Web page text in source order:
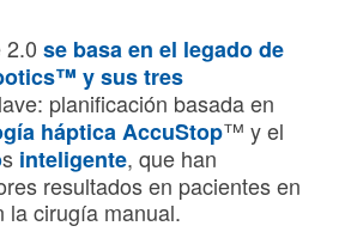
2.0 se basa en el legado de
y sus tres
planificación basada en
háptica AccuStop™ y el
s inteligente, que han
resultados en pacientes en
la cirugía manual.